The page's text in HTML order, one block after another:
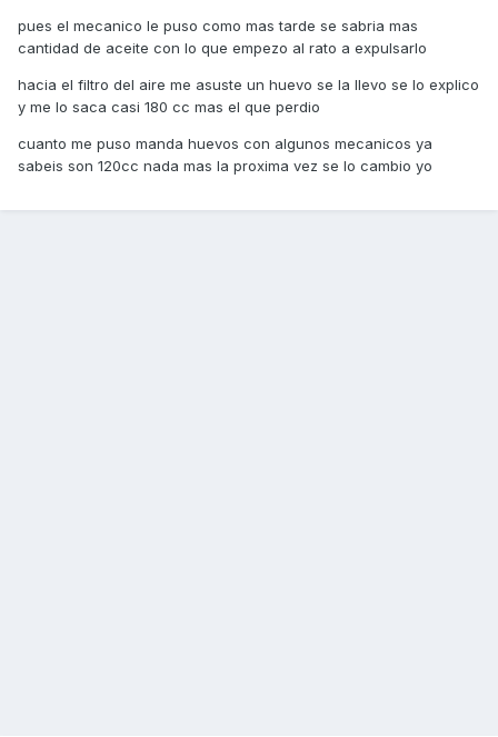
pues el mecanico le puso como mas tarde se sabria mas
cantidad de aceite con lo que empezo al rato a expulsarlo
hacia el filtro del aire me asuste un huevo se la llevo se lo explico
y me lo saca casi 180 cc mas el que perdio
cuanto me puso manda huevos con algunos mecanicos ya
sabeis son 120cc nada mas la proxima vez se lo cambio yo